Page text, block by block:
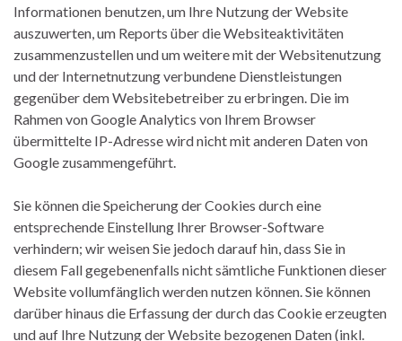
Informationen benutzen, um Ihre Nutzung der Website
auszuwerten, um Reports über die Websiteaktivitäten
zusammenzustellen und um weitere mit der Websitenutzung
und der Internetnutzung verbundene Dienstleistungen
gegenüber dem Websitebetreiber zu erbringen. Die im
Rahmen von Google Analytics von Ihrem Browser
übermittelte IP-Adresse wird nicht mit anderen Daten von
Google zusammengeführt.
Sie können die Speicherung der Cookies durch eine
entsprechende Einstellung Ihrer Browser-Software
verhindern; wir weisen Sie jedoch darauf hin, dass Sie in
diesem Fall gegebenenfalls nicht sämtliche Funktionen dieser
Website vollumfänglich werden nutzen können. Sie können
darüber hinaus die Erfassung der durch das Cookie erzeugten
und auf Ihre Nutzung der Website bezogenen Daten (inkl.